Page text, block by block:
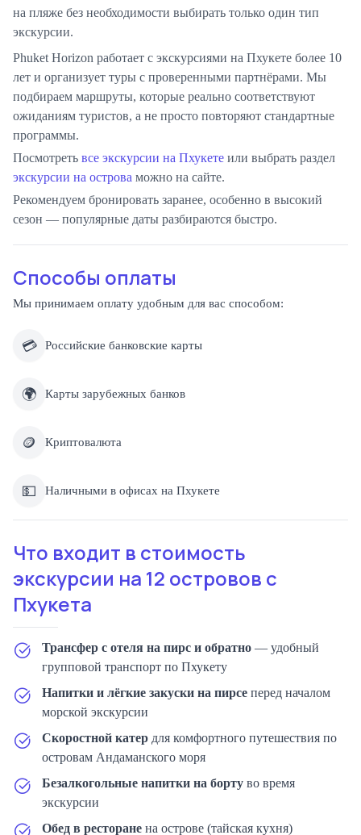
на пляже без необходимости выбирать только один тип
экскурсии.
Phuket Horizon работает с экскурсиями на Пхукете более 10
лет и организует туры с проверенными партнёрами. Мы
подбираем маршруты, которые реально соответствуют
ожиданиям туристов, а не просто повторяют стандартные
программы.
Посмотреть все экскурсии на Пхукете или выбрать раздел
экскурсии на острова можно на сайте.
Рекомендуем бронировать заранее , особенно в высокий
сезон — популярные даты разбираются быстро.
Способы оплаты
Мы принимаем оплату удобным для вас способом:
💳 Российские банковские карты
🌍 Карты зарубежных банков
🪙 Криптовалюта
💵 Наличными в офисах на Пхукете
Что входит в стоимость
экскурсии на 12 островов с
Пхукета
Трансфер с отеля на пирс и обратно — удобный
групповой транспорт по Пхукету
Напитки и лёгкие закуски на пирсе перед началом
морской экскурсии
Скоростной катер для комфортного путешествия по
островам Андаманского моря
Безалкогольные напитки на борту во время
экскурсии
Обед в ресторане на острове (тайская кухня)